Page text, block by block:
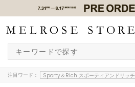
注目ワード： Sporty＆Rich スポーティアンドリッチ